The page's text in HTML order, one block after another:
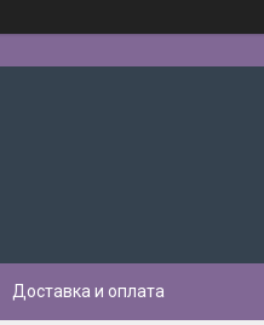
Доставка и оплата